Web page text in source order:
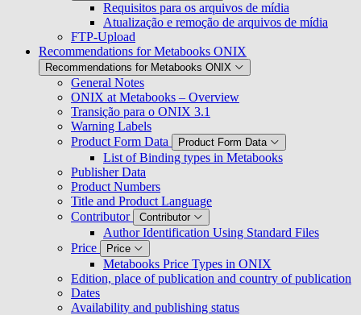
Requisitos para os arquivos de mídia
Atualização e remoção de arquivos de mídia
FTP-Upload
Recommendations for Metabooks ONIX
Recommendations for Metabooks ONIX
General Notes
ONIX at Metabooks – Overview
Transição para o ONIX 3.1
Warning Labels
Product Form Data
Product Form Data
List of Binding types in Metabooks
Publisher Data
Product Numbers
Title and Product Language
Contributor
Contributor
Author Identification Using Standard Files
Price
Price
Metabooks Price Types in ONIX
Edition, place of publication and country of publication
Dates
Availability and publishing status